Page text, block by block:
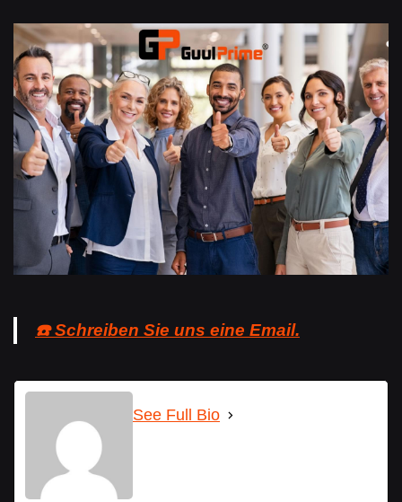
☎️ Schreiben Sie uns eine Email.
See Full Bio